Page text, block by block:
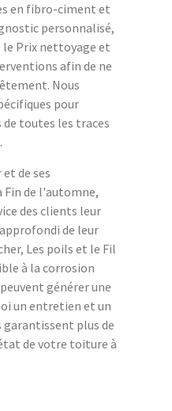
en fibro-ciment et
personnalisé,
Prix nettoyage et
afin de ne
Nous
pour
toutes les traces
et de ses
de l'automne,
des clients leur
de leur
Les poils et le Fil
à la corrosion
générer une
un entretien et un
plus de
de votre toiture à